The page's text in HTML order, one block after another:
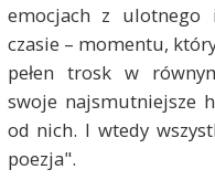
emocjach z ulotnego
czasie – momentu,
pełen trosk w
swoje najsmutniejsze
od nich. I wtedy
poezja".